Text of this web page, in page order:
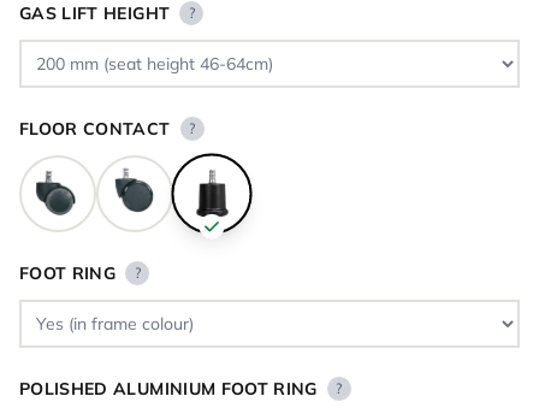
GAS LIFT HEIGHT ?
FLOOR CONTACT ?
FOOT RING ?
POLISHED ALUMINIUM FOOT RING ?